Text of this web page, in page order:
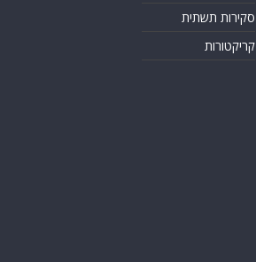
סקירות תשתית
קריקטורות